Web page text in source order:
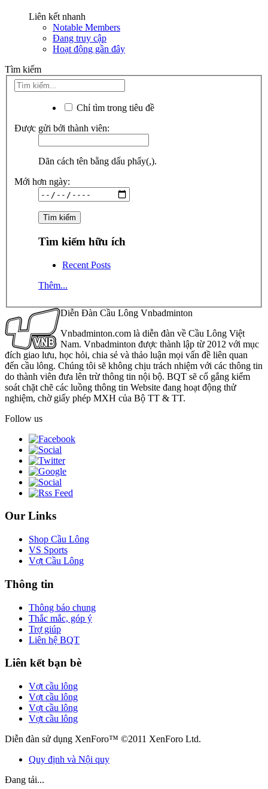
Liên kết nhanh
Notable Members
Đang truy cập
Hoạt động gần đây
Tìm kiếm
Chỉ tìm trong tiêu đề
Được gửi bởi thành viên:
Dãn cách tên bằng dấu phẩy(,).
Mới hơn ngày:
Tìm kiếm hữu ích
Recent Posts
Thêm...
Diễn Đàn Cầu Lông Vnbadminton
Vnbadminton.com là diễn đàn về Cầu Lông Việt
Nam. Vnbadminton được thành lập từ 2012 với mục
đích giao lưu, học hỏi, chia sẻ và thảo luận mọi vấn đề liên quan
đến cầu lông. Chúng tôi sẽ không chịu trách nhiệm với các thông tin
do thành viên đưa lên trừ thông tin nội bộ. BQT sẽ cố gắng kiểm
soát chặt chẽ các luồng thông tin Website đang hoạt động thử
nghiệm, chờ giấy phép MXH của Bộ TT & TT.
Follow us
Our Links
Shop Cầu Lông
VS Sports
Vợt Cầu Lông
Thông tin
Thông báo chung
Thắc mắc, góp ý
Trợ giúp
Liên hệ BQT
Liên kết bạn bè
Vợt cầu lông
Vợt cầu lông
Vợt cầu lông
Vợt cầu lông
Diễn đàn sử dụng XenForo™ ©2011 XenForo Ltd.
Quy định và Nội quy
Đang tải...